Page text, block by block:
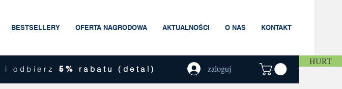
HURT
BESTSELLERY OFERTA NAGRODOWA AKTUALNOŚCI O NAS KONTAKT
zaloguj
i odbierz5% rabatu (detal)